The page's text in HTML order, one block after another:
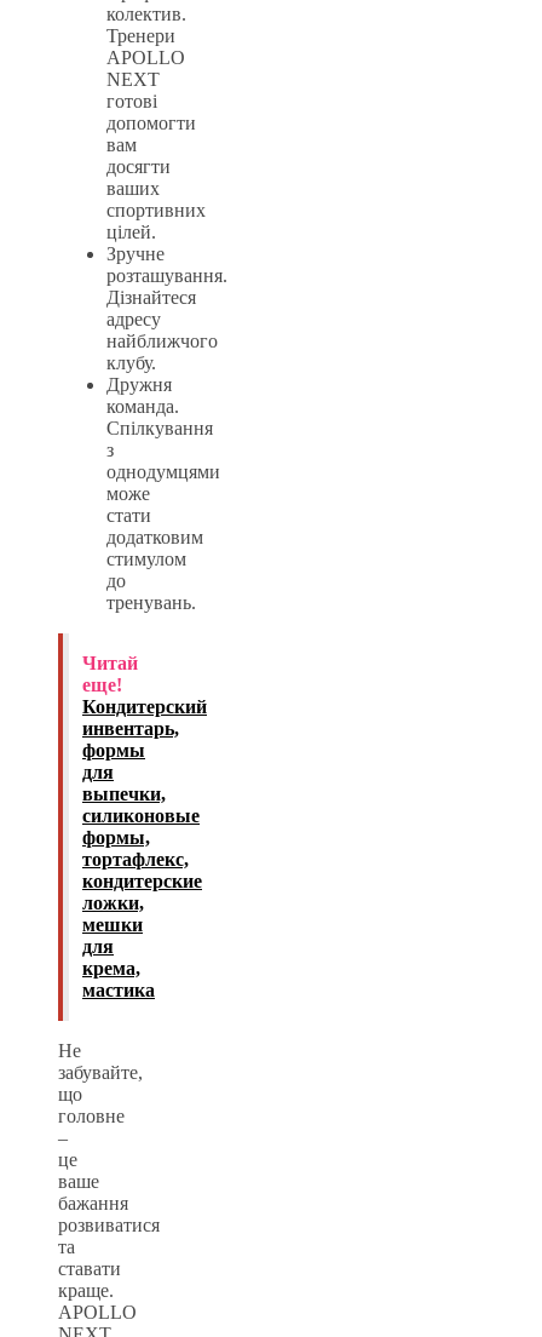
колектив.
Тренери
APOLLO
NEXT
готові
допомогти
вам
досягти
ваших
спортивних
цілей.
Зручне
розташування.
Дізнайтеся
адресу
найближчого
клубу.
Дружня
команда.
Спілкування
з
однодумцями
може
стати
додатковим
стимулом
до
тренувань.
Читай
еще!
Кондитерский
инвентарь,
формы
для
выпечки,
силиконовые
формы,
тортафлекс,
кондитерские
ложки,
мешки
для
крема,
мастика
Не
забувайте,
що
головне
–
це
ваше
бажання
розвиватися
та
ставати
краще.
APOLLO